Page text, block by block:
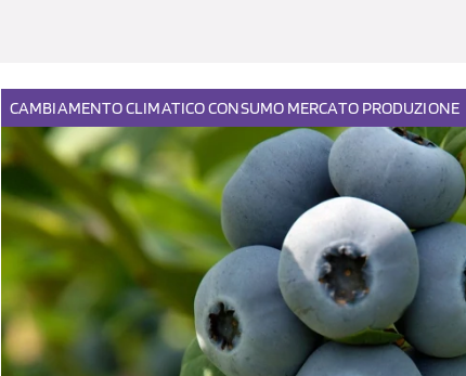
CAMBIAMENTO CLIMATICOCONSUMO MERCATO PRODUZIONE